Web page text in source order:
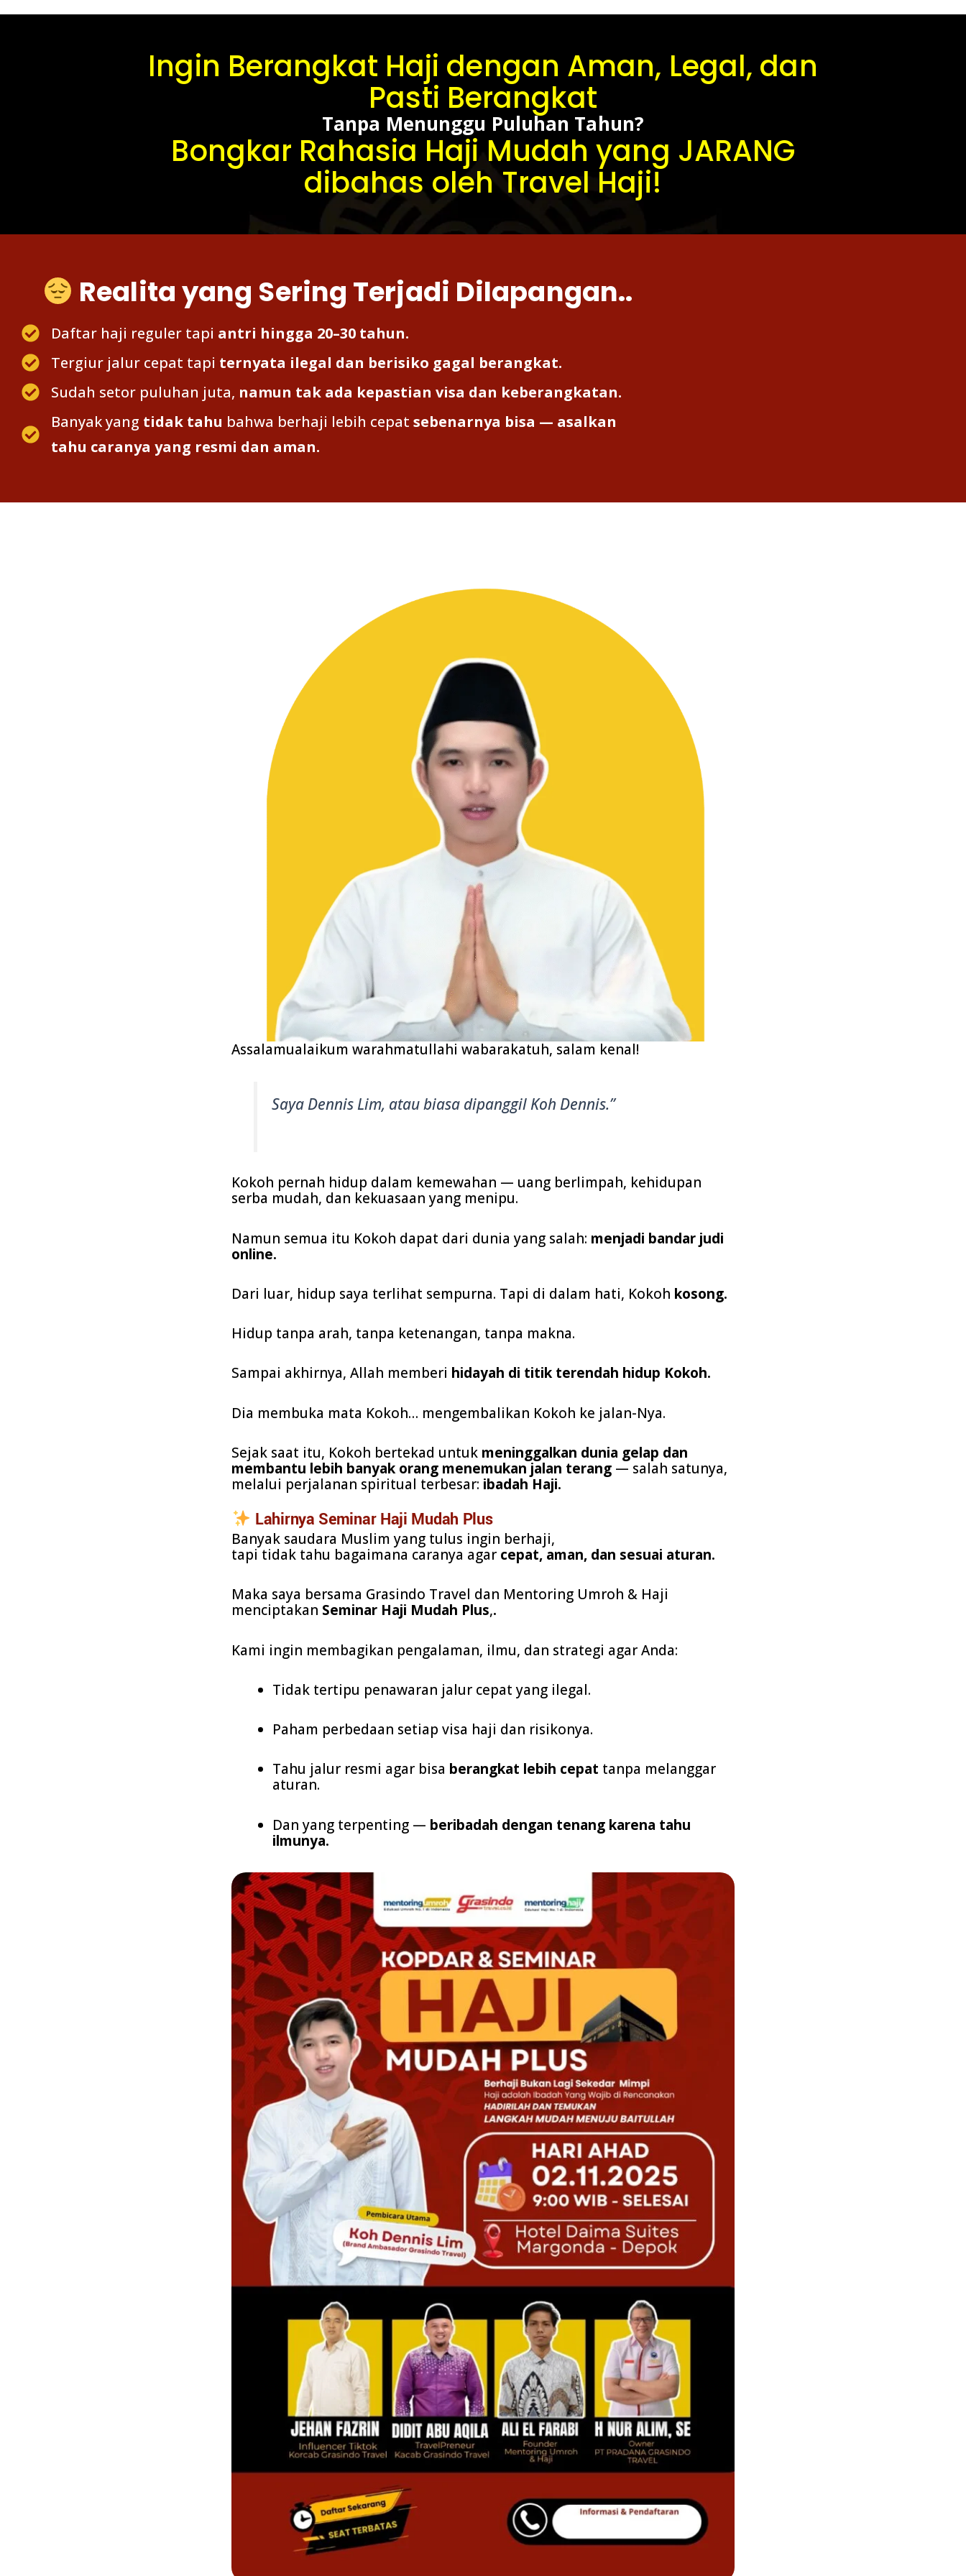
Ingin Berangkat Haji dengan Aman, Legal, dan
Pasti Berangkat
Tanpa Menunggu Puluhan Tahun?
Bongkar Rahasia Haji Mudah yang JARANG
dibahas oleh Travel Haji!
Realita yang Sering Terjadi Dilapangan..
Daftar haji reguler tapi antri hingga 20–30 tahun.
Tergiur jalur cepat tapi ternyata ilegal dan berisiko gagal berangkat.
Sudah setor puluhan juta, namun tak ada kepastian visa dan keberangkatan.
Banyak yang tidak tahu bahwa berhaji lebih cepatsebenarnya bisa — asalkan
tahu caranya yang resmi dan aman.
Assalamualaikum warahmatullahi wabarakatuh, salam kenal!
Saya Dennis Lim, atau biasa dipanggil Koh Dennis.”
Kokoh pernah hidup dalam kemewahan — uang berlimpah, kehidupan
serba mudah, dan kekuasaan yang menipu.
Namun semua itu Kokoh dapat dari dunia yang salah: menjadi bandar judi
online.
Dari luar, hidup saya terlihat sempurna. Tapi di dalam hati, Kokoh kosong.
Hidup tanpa arah, tanpa ketenangan, tanpa makna.
Sampai akhirnya, Allah memberi hidayah di titik terendah hidup Kokoh.
Dia membuka mata Kokoh… mengembalikan Kokoh ke jalan-Nya.
Sejak saat itu, Kokoh bertekad untuk meninggalkan dunia gelap dan
membantu lebih banyak orang menemukan jalan terang — salah satunya,
melalui perjalanan spiritual terbesar: ibadah Haji.
Lahirnya Seminar Haji Mudah Plus
Banyak saudara Muslim yang tulus ingin berhaji,
tapi tidak tahu bagaimana caranya agar cepat, aman, dan sesuai aturan.
Maka saya bersama Grasindo Travel dan Mentoring Umroh & Haji
menciptakan Seminar Haji Mudah Plus,.
Kami ingin membagikan pengalaman, ilmu, dan strategi agar Anda:
Tidak tertipu penawaran jalur cepat yang ilegal.
Paham perbedaan setiap visa haji dan risikonya.
Tahu jalur resmi agar bisa berangkat lebih cepat tanpa melanggar
aturan.
Dan yang terpenting — beribadah dengan tenang karena tahu
ilmunya.